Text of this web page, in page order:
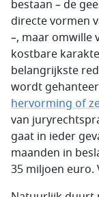
bestaan – de
directe vormen
–, maar omwille
kostbare
belangrijkste
wordt
hervorming of
van
gaat in ieder
maanden in
35 miljoen euro.